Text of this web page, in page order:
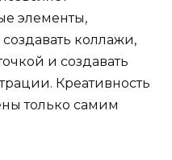
элементы,
коллажи,
и создавать
Креативность
только самим